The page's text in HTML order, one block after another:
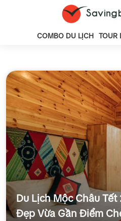
COMBO DU LỊCH TOUR
Du Lịch Mộc Châu
Đẹp Vừa Gần Điểm